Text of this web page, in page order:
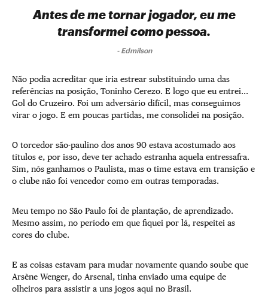
Antes de me tornar jogador, eu me
transformei como pessoa.
- Edmílson
Não podia acreditar que iria estrear substituindo uma das
referências na posição, Toninho Cerezo. E logo que eu entrei...
Gol do Cruzeiro. Foi um adversário difícil, mas conseguimos
virar o jogo. E em poucas partidas, me consolidei na posição.
O torcedor são-paulino dos anos 90 estava acostumado aos
títulos e, por isso, deve ter achado estranha aquela entressafra.
Sim, nós ganhamos o Paulista, mas o time estava em transição e
o clube não foi vencedor como em outras temporadas.
Meu tempo no São Paulo foi de plantação, de aprendizado.
Mesmo assim, no período em que fiquei por lá, respeitei as
cores do clube.
E as coisas estavam para mudar novamente quando soube que
Arsène Wenger, do Arsenal, tinha enviado uma equipe de
olheiros para assistir a uns jogos aqui no Brasil.